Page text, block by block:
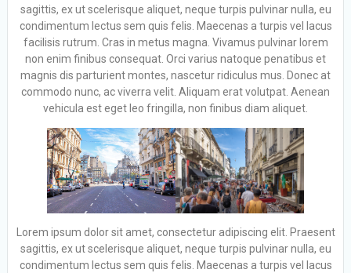
sagittis, ex ut scelerisque aliquet, neque turpis pulvinar nulla, eu
condimentum lectus sem quis felis. Maecenas a turpis vel lacus
facilisis rutrum. Cras in metus magna. Vivamus pulvinar lorem
non enim finibus consequat. Orci varius natoque penatibus et
magnis dis parturient montes, nascetur ridiculus mus. Donec at
commodo nunc, ac viverra velit. Aliquam erat volutpat. Aenean
vehicula est eget leo fringilla, non finibus diam aliquet.
Lorem ipsum dolor sit amet, consectetur adipiscing elit. Praesent
sagittis, ex ut scelerisque aliquet, neque turpis pulvinar nulla, eu
condimentum lectus sem quis felis. Maecenas a turpis vel lacus